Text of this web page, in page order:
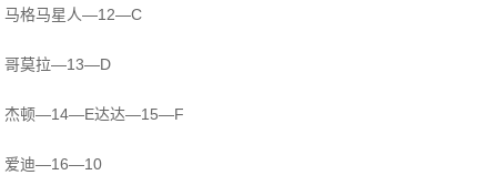
马格马星人—12—C
哥莫拉—13—D
杰顿—14—E达达—15—F
爱迪—16—10